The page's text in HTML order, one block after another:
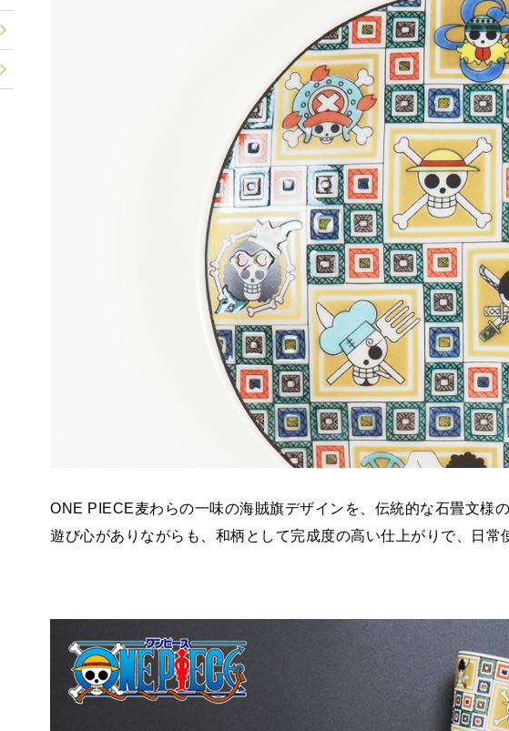
ONE PIECE麦わらの一味の海賊旗デザインを、伝統的な石畳文様
遊び心がありながらも、和柄として完成度の高い仕上がりで、日常